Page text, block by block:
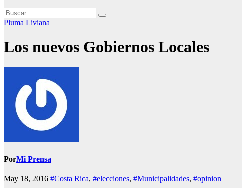
Pluma Liviana
Los nuevos Gobiernos Locales
PorMi Prensa
May 18, 2016 #Costa Rica, #elecciones, #Municipalidades, #opinion